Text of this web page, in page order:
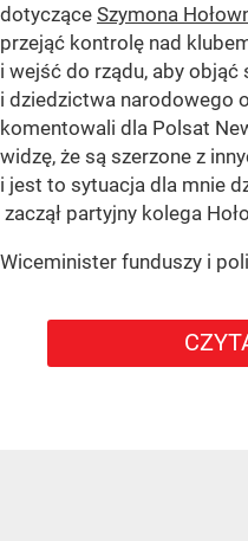
dotyczące Szymona
przejąć kontrolę nad
i wejść do rządu, aby
i dziedzictwa narodowego
komentowali dla Polsat
widzę, że są szerzone z
i jest to sytuacja dla mnie
zaczął partyjny kolega
Wiceminister funduszy i